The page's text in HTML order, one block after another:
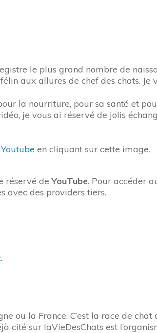
le plus grand nombre de
aux allures de chef des chats. Je
la nourriture, pour sa santé et
je vous ai réservé de jolis
en cliquant sur cette image.
réservé deYouTube. Pour accéder
avec des providers tiers.
.
ou la France. C’est la race de
cité sur laVieDesChats est